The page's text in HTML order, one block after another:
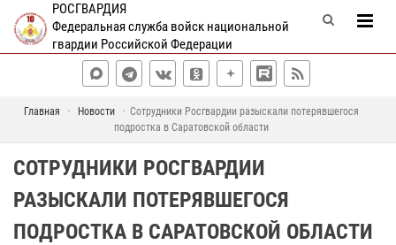
РОСГВАРДИЯ
Федеральная служба войск национальной
гвардии Российской Федерации
Главная Новости
Сотрудники Росгвардии разыскали потерявшегося
подростка в Саратовской области
СОТРУДНИКИ РОСГВАРДИИ
РАЗЫСКАЛИ ПОТЕРЯВШЕГОСЯ
ПОДРОСТКА В САРАТОВСКОЙ ОБЛАСТИ